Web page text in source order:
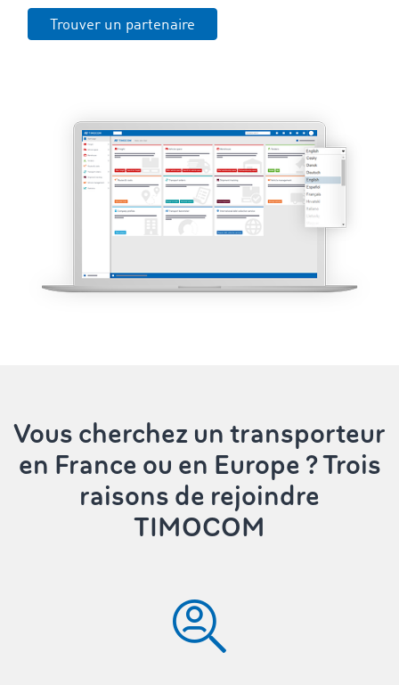
Trouver un partenaire
Vous cherchez un transporteur
en France ou en Europe ? Trois
raisons de rejoindre
TIMOCOM